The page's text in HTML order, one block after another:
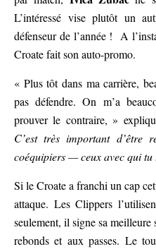
L’intéressé vise plutôt un
défenseur de l’année ! A
Croate fait son auto-promo.
« Plus tôt dans ma carrière,
pas défendre. On m’a
prouver le contraire, »
C’est très important d’être
coéquipiers — ceux avec qui tu
Si le Croate a franchi un cap
attaque. Les Clippers
seulement, il signe sa
rebonds et aux passes. Le